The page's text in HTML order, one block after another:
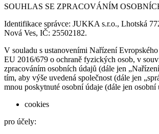
SOUHLAS SE ZPRACOVÁNÍM
Identifikace správce: JUKKA s.r.o., Lhotská
Nová Ves, IČ: 25502182.
V souladu s ustanoveními Nařízení
EU 2016/679 o ochraně fyzických osob, v
zpracováním osobních údajů (dále jen
tím, aby výše uvedená společnost (dále jen
mnou poskytnuté osobní údaje (dále jen osobní
cookies
pro účely: